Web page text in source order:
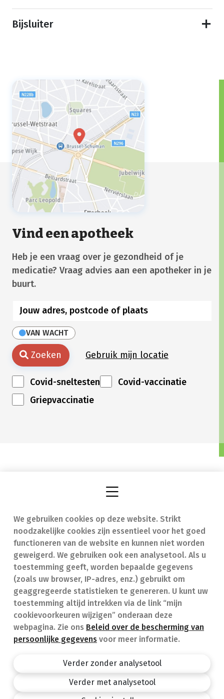
We gebruiken cookies op deze website. Strikt
noodzakelijke cookies zijn essentieel voor het goed
functioneren van de website en kunnen niet worden
geweigerd. We gebruiken ook een analysetool. Als u
toestemming geeft, worden bepaalde gegevens
(zoals uw browser, IP-adres, enz.) gebruikt om
geaggregeerde statistieken te genereren. U kunt uw
toestemming altijd intrekken via de link “mijn
cookievoorkeuren wijzigen” onderaan deze
webpagina. Zie ons Beleid over de bescherming van
persoonlijke gegevens voor meer informatie.
Verder zonder analysetool
Verder met analysetool
Bijsluiter
Vind een apotheek
Heb je een vraag over je gezondheid of je
medicatie? Vraag advies aan een apotheker in je
buurt.
VAN WACHT
Zoeken Gebruik mijn locatie
Covid-sneltesten
Covid-vaccinatie
Griepvaccinatie
Vind een apotheek
Onze expertise
Ziekten
Geneesmiddelen
In geval van nood
Contact
Veelgestelde vragen
(FAQ)
Apotheek.be
Privacy policy
Algemene voorwaarden
design by